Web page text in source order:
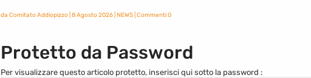
da Comitato Addiopizzo| 8 Agosto 2026| NEWS| Commenti 0
Protetto da Password
Per visualizzare questo articolo protetto, inserisci qui sotto la password :